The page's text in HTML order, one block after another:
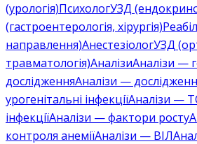
(урологія)ПсихологУЗД
(гастроентерологія, хірургія)
направлення)АнестезіологУЗД
травматологія)АналізиАналізи —
дослідженняАналізи —
урогенітальні інфекціїАналізи —
інфекціїАналізи — фактори росту
контроля анеміїАналізи — ВІЛ